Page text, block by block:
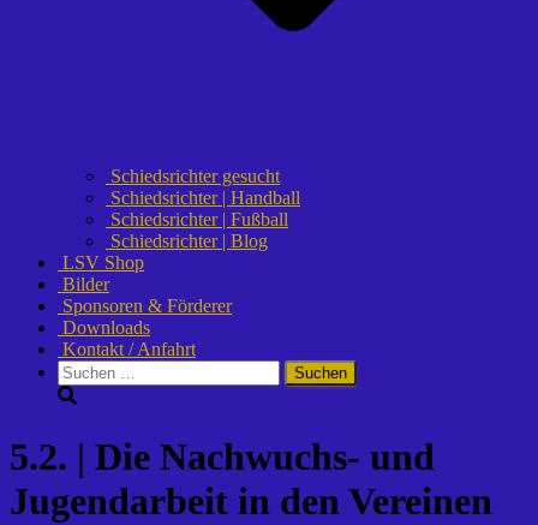
Schiedsrichter gesucht
Schiedsrichter | Handball
Schiedsrichter | Fußball
Schiedsrichter | Blog
LSV Shop
Bilder
Sponsoren & Förderer
Downloads
Kontakt / Anfahrt
Suchen
nach:
5.2. | Die Nachwuchs- und
Jugendarbeit in den Vereinen